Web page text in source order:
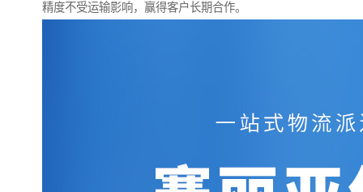
精度不受运输影响，赢得客户长期合作。